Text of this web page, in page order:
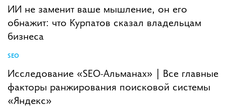
ИИ не заменит ваше мышление, он его
обнажит: что Курпатов сказал владельцам
бизнеса
SEO
Исследование «SEO-Альманах» | Все главные
факторы ранжирования поисковой системы
«Яндекс»